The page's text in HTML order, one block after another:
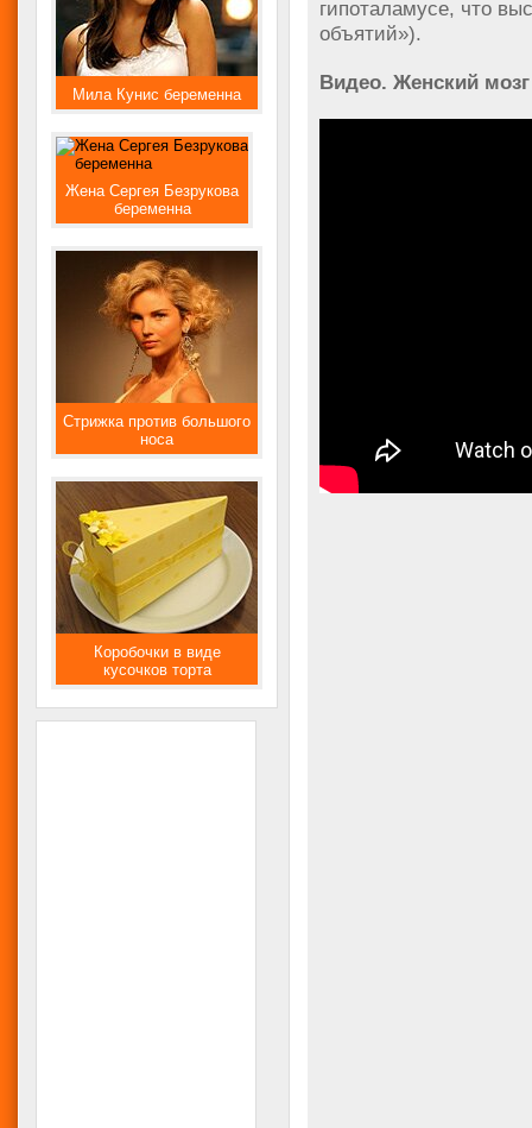
гипоталамусе, что
объятий»).
Видео. Женский
Мила Кунис беременна
Жена Сергея Безрукова
беременна
Стрижка против большого
носа
Коробочки в виде
кусочков торта